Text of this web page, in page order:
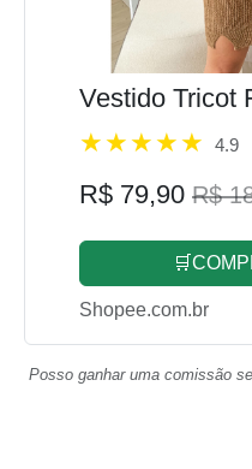
Vestido Tricot
4.9
R$ 79,90 R$
Shopee.com.br
Posso ganhar uma comissão